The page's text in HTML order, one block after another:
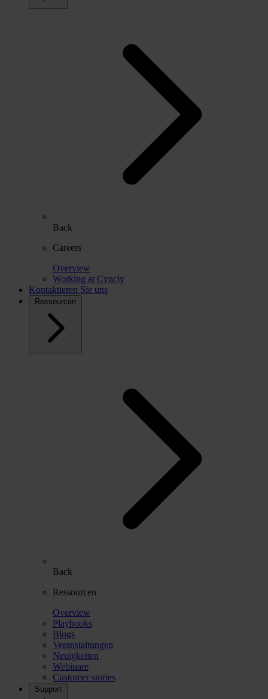
Back
Careers
Overview
Working at Cyncly
Kontaktieren Sie uns
Ressourcen
Back
Ressourcen
Overview
Playbooks
Blogs
Veranstaltungen
Neuigkeiten
Webinare
Customer stories
Support